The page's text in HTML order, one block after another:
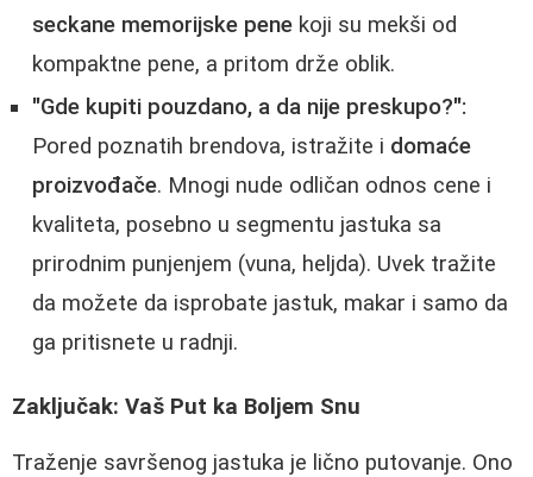
seckane memorijske pene koji su mekši od
kompaktne pene, a pritom drže oblik.
"Gde kupiti pouzdano, a da nije preskupo?":
Pored poznatih brendova, istražite i domaće
proizvođače. Mnogi nude odličan odnos cene i
kvaliteta, posebno u segmentu jastuka sa
prirodnim punjenjem (vuna, heljda). Uvek tražite
da možete da isprobate jastuk, makar i samo da
ga pritisnete u radnji.
Zaključak: Vaš Put ka Boljem Snu
Traženje savršenog jastuka je lično putovanje. Ono